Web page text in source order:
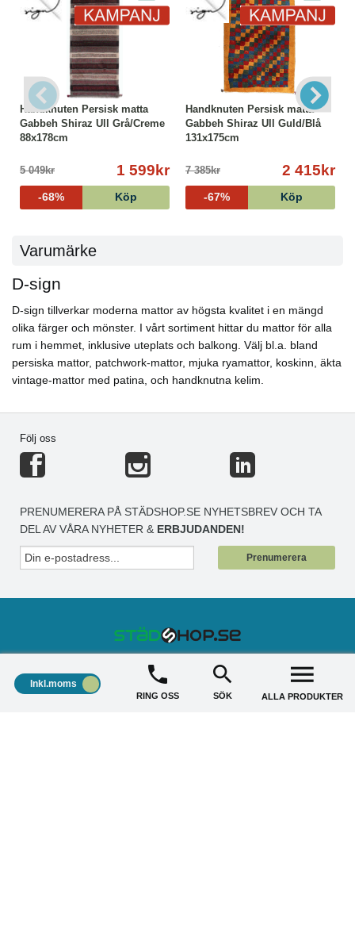
Handknuten Persisk matta
Gabbeh Shiraz Ull Grå/Creme
88x178cm
5 049kr 1 599kr
-68% Köp
Handknuten Persisk matta
Gabbeh Shiraz Ull Guld/Blå
131x175cm
7 385kr 2 415kr
-67% Köp
Varumärke
D-sign
D-sign tillverkar moderna mattor av högsta kvalitet i en mängd
olika färger och mönster. I vårt sortiment hittar du mattor för alla
rum i hemmet, inklusive uteplats och balkong. Välj bl.a. bland
persiska mattor, patchwork-mattor, mjuka ryamattor, koskinn, äkta
vintage-mattor med patina, och handknutna kelim.
Följ oss
PRENUMERERA PÅ STÄDSHOP.SE NYHETSBREV OCH TA
DEL AV VÅRA NYHETER & ERBJUDANDEN!
Prenumerera
STÄDSHOP
Inkl.moms
RING OSS SÖK ALLA PRODUKTER